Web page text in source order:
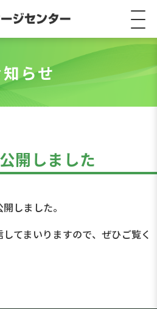
らせ
開しました
しました。
てまいりますので、ぜひご覧く